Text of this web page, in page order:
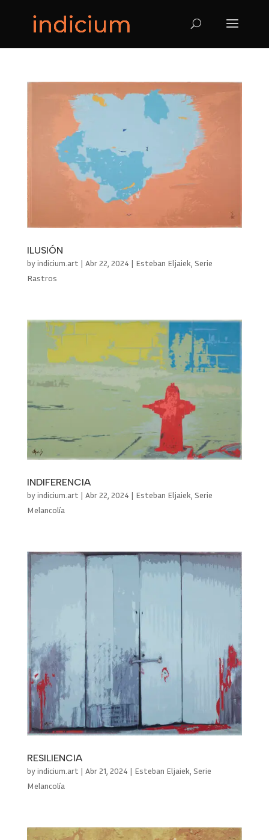
ILUSIÓN
byindicium.art | Abr 22, 2024 | Esteban Eljaiek Serie
Rastros
INDIFERENCIA
byindicium.art | Abr 22, 2024 | Esteban Eljaiek Serie
Melancolía
RESILIENCIA
byindicium.art | Abr 21, 2024 | Esteban Eljaiek, Serie
Melancolía